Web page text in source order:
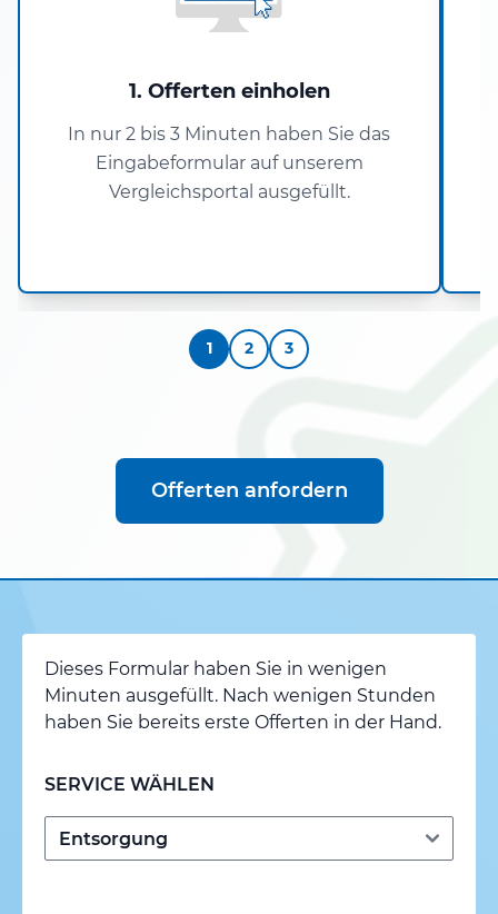
1. Offerten einholen
In nur 2 bis 3 Minuten haben Sie das
Eingabeformular auf unserem
Vergleichsportal ausgefüllt.
1 2 3
Offerten anfordern
Dieses Formular haben Sie in wenigen
Minuten ausgefüllt. Nach wenigen Stunden
haben Sie bereits erste Offerten in der Hand.
SERVICE WÄHLEN